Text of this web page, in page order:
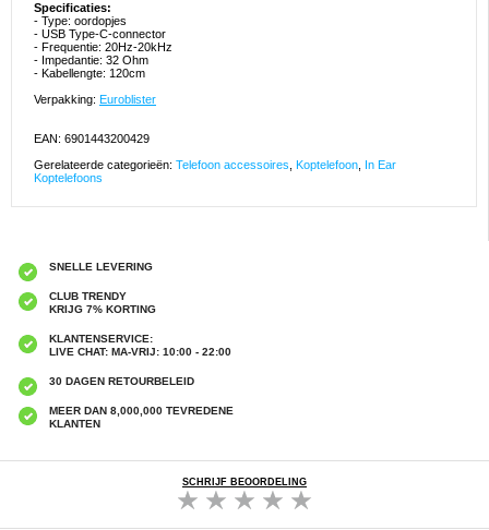
Specificaties:
- Type: oordopjes
- USB Type-C-connector
- Frequentie: 20Hz-20kHz
- Impedantie: 32 Ohm
- Kabellengte: 120cm
Verpakking: Euroblister
EAN: 6901443200429
Gerelateerde categorieën: Telefoon accessoires Koptelefoon
In Ear
Koptelefoons
SNELLE LEVERING
CLUB TRENDY
KRIJG 7% KORTING
KLANTENSERVICE:
LIVE CHAT: MA-VRIJ: 10:00 - 22:00
30 DAGEN RETOURBELEID
MEER DAN 8,000,000 TEVREDENE
KLANTEN
SCHRIJF BEOORDELING